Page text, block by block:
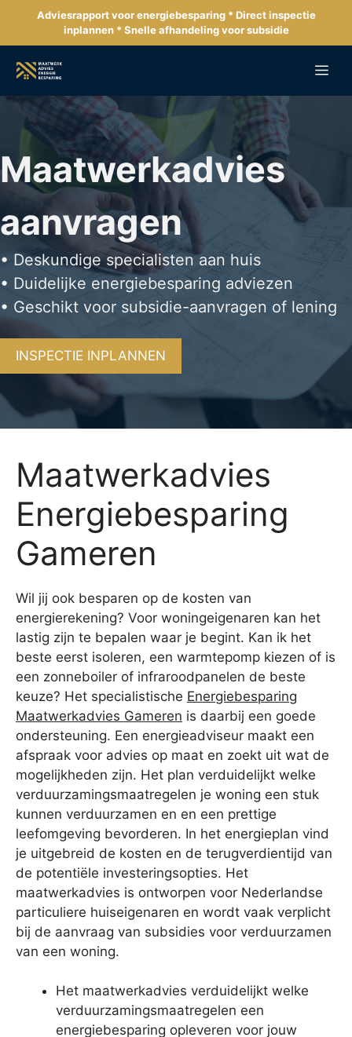
de
inhoud
Adviesrapport voor energiebesparing * Direct inspectie
inplannen * Snelle afhandeling voor subsidie
Maatwerkadvies
aanvragen
• Deskundige specialisten aan huis
• Duidelijke energiebesparing adviezen
• Geschikt voor subsidie-aanvragen of lening
INSPECTIE INPLANNEN
Maatwerkadvies
Energiebesparing
Gameren
Wil jij ook besparen op de kosten van
energierekening? Voor woningeigenaren kan het
lastig zijn te bepalen waar je begint. Kan ik het
beste eerst isoleren, een warmtepomp kiezen of is
een zonneboiler of infraroodpanelen de beste
keuze? Het specialistische Energiebesparing
Maatwerkadvies Gameren is daarbij een goede
ondersteuning. Een energieadviseur maakt een
afspraak voor advies op maat en zoekt uit wat de
mogelijkheden zijn. Het plan verduidelijkt welke
verduurzamingsmaatregelen je woning een stuk
kunnen verduurzamen en en een prettige
leefomgeving bevorderen. In het energieplan vind
je uitgebreid de kosten en de terugverdientijd van
de potentiële investeringsopties. Het
maatwerkadvies is ontworpen voor Nederlandse
particuliere huiseigenaren en wordt vaak verplicht
bij de aanvraag van subsidies voor verduurzamen
van een woning.
Het maatwerkadvies verduidelijkt welke
verduurzamingsmaatregelen een
energiebesparing opleveren voor jouw